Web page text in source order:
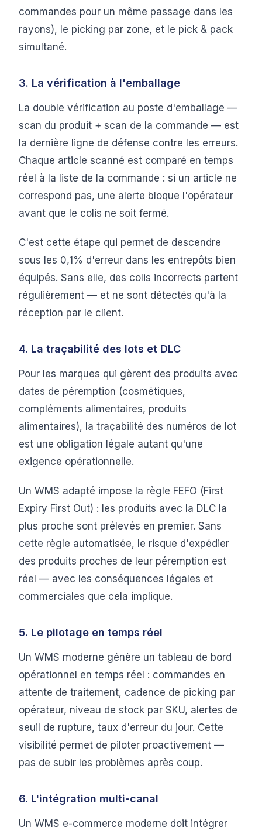
commandes pour un même passage dans les
rayons), le picking par zone, et le pick & pack
simultané.
3. La vérification à l'emballage
La double vérification au poste d'emballage —
scan du produit + scan de la commande — est
la dernière ligne de défense contre les erreurs.
Chaque article scanné est comparé en temps
réel à la liste de la commande : si un article ne
correspond pas, une alerte bloque l'opérateur
avant que le colis ne soit fermé.
C'est cette étape qui permet de descendre
sous les 0,1% d'erreur dans les entrepôts bien
équipés. Sans elle, des colis incorrects partent
régulièrement — et ne sont détectés qu'à la
réception par le client.
4. La traçabilité des lots et DLC
Pour les marques qui gèrent des produits avec
dates de péremption (cosmétiques,
compléments alimentaires, produits
alimentaires), la traçabilité des numéros de lot
est une obligation légale autant qu'une
exigence opérationnelle.
Un WMS adapté impose la règle FEFO (First
Expiry First Out) : les produits avec la DLC la
plus proche sont prélevés en premier. Sans
cette règle automatisée, le risque d'expédier
des produits proches de leur péremption est
réel — avec les conséquences légales et
commerciales que cela implique.
5. Le pilotage en temps réel
Un WMS moderne génère un tableau de bord
opérationnel en temps réel : commandes en
attente de traitement, cadence de picking par
opérateur, niveau de stock par SKU, alertes de
seuil de rupture, taux d'erreur du jour. Cette
visibilité permet de piloter proactivement —
pas de subir les problèmes après coup.
6. L'intégration multi-canal
Un WMS e-commerce moderne doit intégrer